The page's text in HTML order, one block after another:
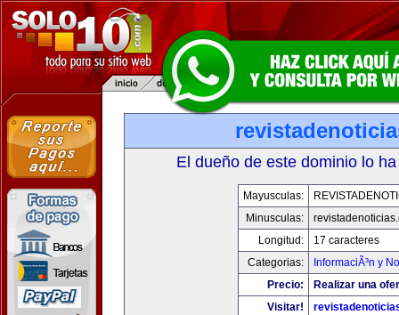
El dueño de este dominio lo
Mayusculas:
Minusculas:
Longitud:
17 caracteres
Categorias:
InformaciÃ³n y
Precio:
Realizar una
Visitar!